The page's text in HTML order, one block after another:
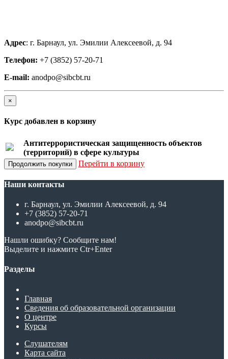
Адрес: г. Барнаул, ул. Эмилии Алексеевой, д. 94
Телефон: +7 (3852) 57-20-71
E-mail: anodpo@sibcbt.ru
×
Курс добавлен в корзину
Антитеррористическая защищенность объектов
(территорий) в сфере культуры
Продолжить покупки Перейти в корзину
Наши контакты
г. Барнаул, ул. Эмилии Алексеевой, д. 94
+7 (3852) 57-20-71
anodpo@sibcbt.ru
Нашли ошибку? Сообщите нам!
Выделите и нажмите Ctr+Enter
Разделы
Главная
Сведения об образовательной организации
О центре
Курсы
Слушателям
Карта сайта